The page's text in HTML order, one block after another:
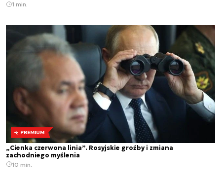
1 min.
PREMIUM
„Cienka czerwona linia”. Rosyjskie groźby i zmiana
zachodniego myślenia
10 min.